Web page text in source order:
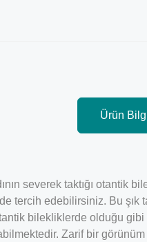
Ürün
severek taktığı
tercih edebilirsiniz. Bu
bilekliklerde olduğu
Zarif bir